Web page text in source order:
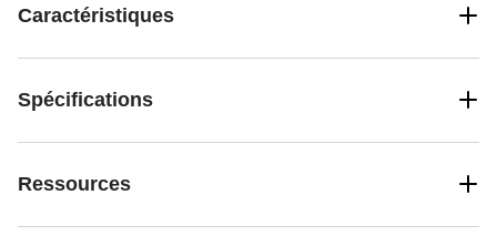
Caractéristiques
Spécifications
Ressources